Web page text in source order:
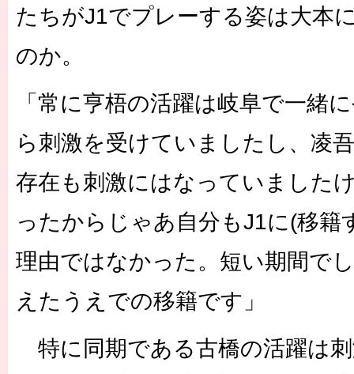
たちがJ1でプレーする姿は大本
のか。
「常に亨梧の活躍は岐阜で一緒
ら刺激を受けていましたし、凌
存在も刺激にはなっていました
ったからじゃあ自分もJ1に(移籍
理由ではなかった。短い期間で
えたうえでの移籍です」
特に同期である古橋の活躍は